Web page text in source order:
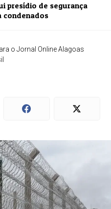
presídio de segurança
condenados
o Jornal Online Alagoas